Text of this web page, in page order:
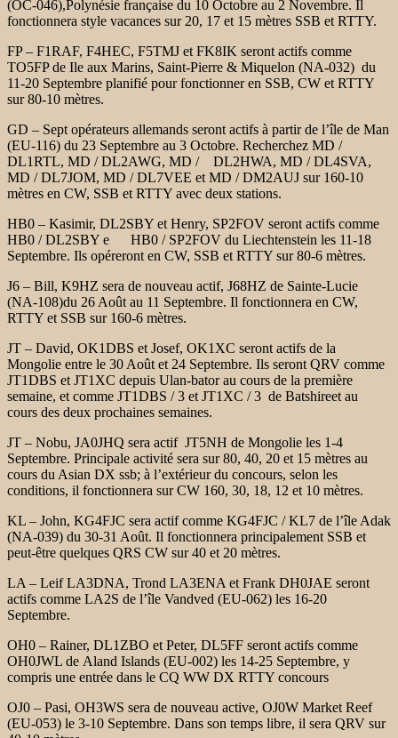
(OC-046),Polynésie française du 10 Octobre au 2 Novembre. Il
fonctionnera style vacances sur 20, 17 et 15 mètres SSB et RTTY.
FP – F1RAF, F4HEC, F5TMJ et FK8IK seront actifs comme
TO5FP de Ile aux Marins, Saint-Pierre & Miquelon (NA-032) du
11-20 Septembre planifié pour fonctionner en SSB, CW et RTTY
sur 80-10 mètres.
GD – Sept opérateurs allemands seront actifs à partir de l’île de Man
(EU-116) du 23 Septembre au 3 Octobre. Recherchez MD /
DL1RTL, MD / DL2AWG, MD /DL2HWA, MD / DL4SVA,
MD / DL7JOM, MD / DL7VEE et MD / DM2AUJ sur 160-10
mètres en CW, SSB et RTTY avec deux stations.
HB0 – Kasimir, DL2SBY et Henry, SP2FOV seront actifs comme
HB0 / DL2SBY e HB0 / SP2FOV du Liechtenstein les 11-18
Septembre. Ils opéreront en CW, SSB et RTTY sur 80-6 mètres.
J6 – Bill, K9HZ sera de nouveau actif, J68HZ de Sainte-Lucie
(NA-108)du 26 Août au 11 Septembre. Il fonctionnera en CW,
RTTY et SSB sur 160-6 mètres.
JT – David, OK1DBS et Josef, OK1XC seront actifs de la
Mongolie entre le 30 Août et 24 Septembre. Ils seront QRV comme
JT1DBS et JT1XC depuis Ulan-bator au cours de la première
semaine, et comme JT1DBS / 3 et JT1XC / 3 de Batshireet au
cours des deux prochaines semaines.
JT – Nobu, JA0JHQ sera actifJT5NH de Mongolie les 1-4
Septembre. Principale activité sera sur 80, 40, 20 et 15 mètres au
cours du Asian DX ssb; à l’extérieurdu concours, selon les
conditions, il fonctionnera sur CW 160, 30, 18, 12 et 10 mètres.
KL – John, KG4FJC sera actif comme KG4FJC / KL7 de l’île Adak
(NA-039) du 30-31 Août. Il fonctionnera principalement SSB et
peut-être quelques QRS CW sur 40 et 20 mètres.
LA – Leif LA3DNA, Trond LA3ENA et Frank DH0JAE seront
actifs comme LA2S de l’île Vandved (EU-062) les 16-20
Septembre.
OH0 – Rainer, DL1ZBO et Peter, DL5FF seront actifs comme
OH0JWL de Aland Islands (EU-002) les 14-25 Septembre, y
compris une entrée dans le CQ WW DX RTTY concours
OJ0 – Pasi, OH3WS sera de nouveau active, OJ0W Market Reef
(EU-053) le 3-10 Septembre. Dans son temps libre, il sera QRV sur